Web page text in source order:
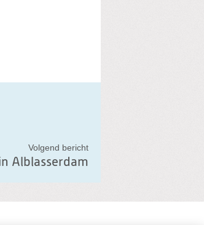
Volgend bericht
Alblasserdam